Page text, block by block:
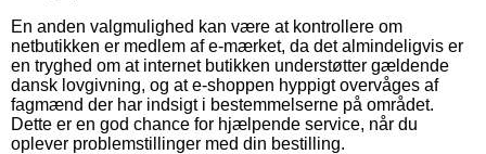
En anden valgmulighed kan være at kontrollere om
netbutikken er medlem af e-mærket, da det almindeligvis er
en tryghed om at internet butikken understøtter gældende
dansk lovgivning, og at e-shoppen hyppigt overvåges af
fagmænd der har indsigt i bestemmelserne på området.
Dette er en god chance for hjælpende service, når du
oplever problemstillinger med din bestilling.